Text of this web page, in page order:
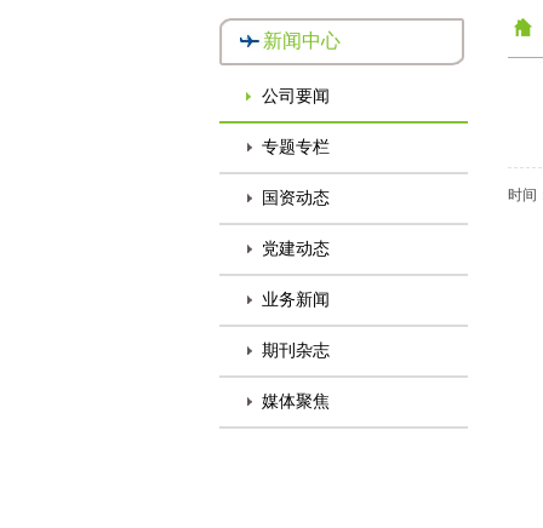
新闻中心
公司要闻
专题专栏
国资动态
党建动态
业务新闻
期刊杂志
媒体聚焦
时间